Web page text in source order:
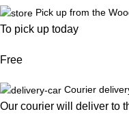
Pick up from the
To pick up today
Free
Courier
Our courier will deliver to